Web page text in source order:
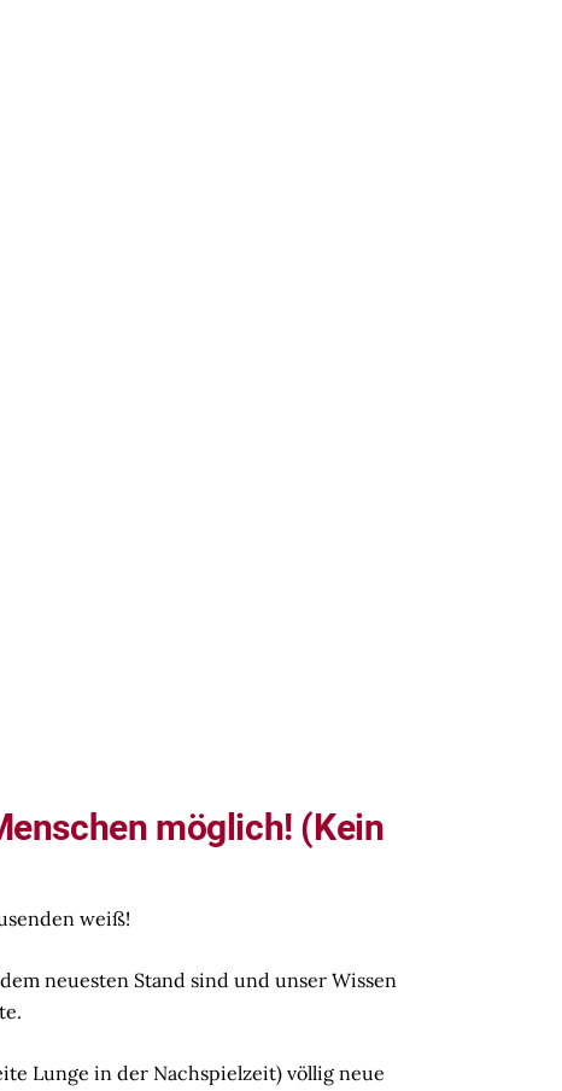
möglich! (Kein
weiß!
neuesten Stand sind und unser Wissen
Lunge in der Nachspielzeit) völlig neue